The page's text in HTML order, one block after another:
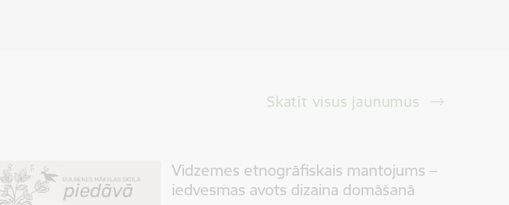
Skatīt visus jaunumus
Vidzemes etnogrāfiskais mantojums –
iedvesmas avots dizaina domāšanā